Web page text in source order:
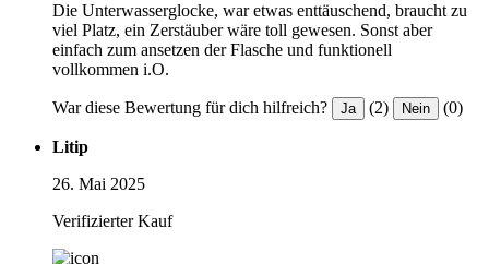
Die Unterwasserglocke, war etwas enttäuschend, braucht zu
viel Platz, ein Zerstäuber wäre toll gewesen. Sonst aber
einfach zum ansetzen der Flasche und funktionell
vollkommen i.O.
War diese Bewertung für dich hilfreich? Ja (2) Nein (0)
Litip
26. Mai 2025
Verifizierter Kauf